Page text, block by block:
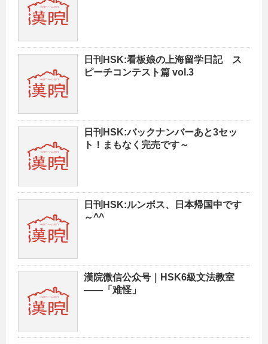
日刊HSK:看板娘の上海留学日記 ス
ピーチコンテスト篇 vol.3
日刊HSK:バックナンバーあと3セッ
ト！まもなく完売です～
日刊HSK:ルンボス、日本帰国中です
～^^
漢院微信公众号｜HSK6級文法教室
——「难怪」